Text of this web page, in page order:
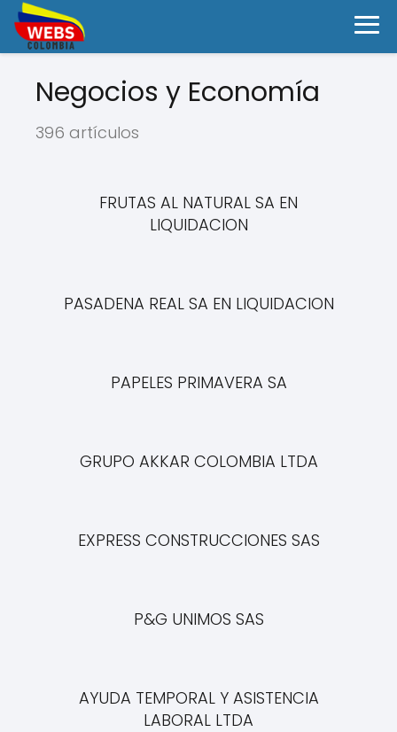
Negocios y Economía
396 artículos
FRUTAS AL NATURAL SA EN
LIQUIDACION
PASADENA REAL SA EN LIQUIDACION
PAPELES PRIMAVERA SA
GRUPO AKKAR COLOMBIA LTDA
EXPRESS CONSTRUCCIONES SAS
P&G UNIMOS SAS
AYUDA TEMPORAL Y ASISTENCIA
LABORAL LTDA